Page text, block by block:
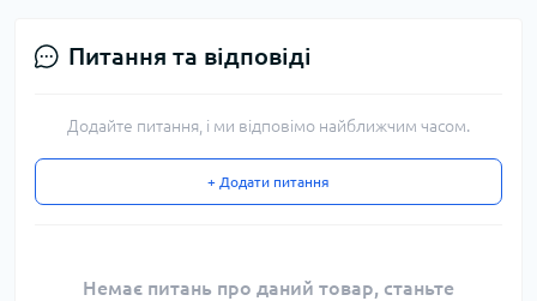
Питання та відповіді
Додайте питання, і ми відповімо найближчим часом.
+ Додати питання
Немає питань про даний товар, станьте